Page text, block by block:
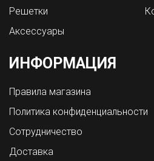
Решетки
Аксессуары
ИНФОРМАЦИЯ
Правила магазина
Политика конфиденциальности
Сотрудничество
Доставка